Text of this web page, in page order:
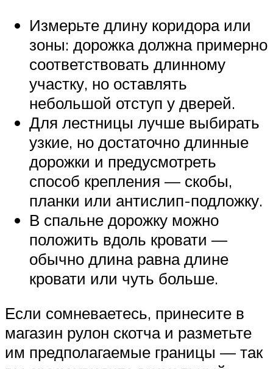
Измерьте длину коридора или
зоны: дорожка должна примерно
соответствовать длинному
участку, но оставлять
небольшой отступ у дверей.
Для лестницы лучше выбирать
узкие, но достаточно длинные
дорожки и предусмотреть
способ крепления — скобы,
планки или антислип-подложку.
В спальне дорожку можно
положить вдоль кровати —
обычно длина равна длине
кровати или чуть больше.
Если сомневаетесь, принесите в
магазин рулон скотча и разметьте
им предполагаемые границы — так